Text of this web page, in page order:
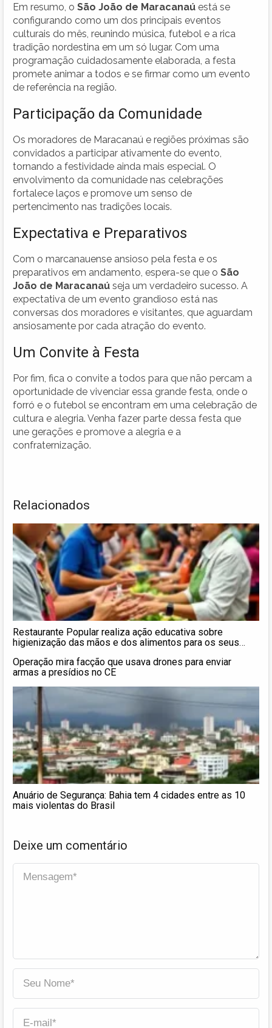
Em resumo, o São João de Maracanaú está se
configurando como um dos principais eventos
culturais do mês, reunindo música, futebol e a rica
tradição nordestina em um só lugar. Com uma
programação cuidadosamente elaborada, a festa
promete animar a todos e se firmar como um evento
de referência na região.
Participação da Comunidade
Os moradores de Maracanaú e regiões próximas são
convidados a participar ativamente do evento,
tornando a festividade ainda mais especial. O
envolvimento da comunidade nas celebrações
fortalece laços e promove um senso de
pertencimento nas tradições locais.
Expectativa e Preparativos
Com o marcanauense ansioso pela festa e os
preparativos em andamento, espera-se que o São
João de Maracanaú seja um verdadeiro sucesso. A
expectativa de um evento grandioso está nas
conversas dos moradores e visitantes, que aguardam
ansiosamente por cada atração do evento.
Um Convite à Festa
Por fim, fica o convite a todos para que não percam a
oportunidade de vivenciar essa grande festa, onde o
forró e o futebol se encontram em uma celebração de
cultura e alegria. Venha fazer parte dessa festa que
une gerações e promove a alegria e a
confraternização.
Relacionados
Restaurante Popular realiza ação educativa sobre
higienização das mãos e dos alimentos para os seus
Operação mira facção que usava drones para enviar
armas a presídios no CE
Anuário de Segurança: Bahia tem 4 cidades entre as 10
mais violentas do Brasil
Deixe um comentário